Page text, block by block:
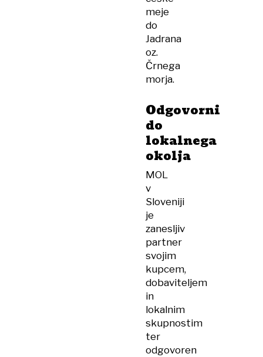
meje
do
Jadrana
oz.
Črnega
morja.
Odgovorni
do
lokalnega
okolja
MOL
v
Sloveniji
je
zanesljiv
partner
svojim
kupcem,
dobaviteljem
in
lokalnim
skupnostim
ter
odgovoren